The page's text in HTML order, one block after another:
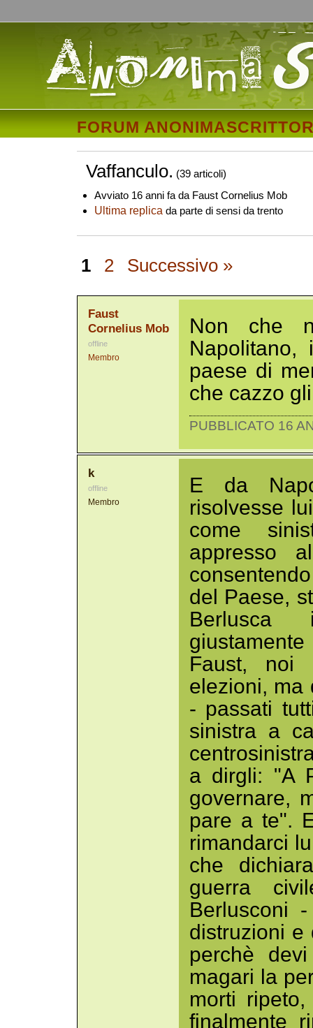
FORUM
Vaffanculo. (39 articoli)
Avviato 16 anni fa da Faust Cornelius Mob
Ultima replica da parte di sensi da trento
1 2 Successivo »
Faust
Cornelius Mob
offline
Membro
Non che
Napolitano,
paese di
che cazzo
PUBBLICATO 16
k
offline
Membro
E da
risolvesse
come
appresso
del Paese,
Berlusca
Faust, noi
elezioni, ma
- passati
sinistra a
a dirgli: "A
governare,
pare a te".
rimandarci
che
guerra
Berlusconi
distruzioni e
perchè
magari la
morti
finalmente